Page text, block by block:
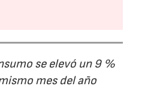
se elevó un 9 %
mes del año